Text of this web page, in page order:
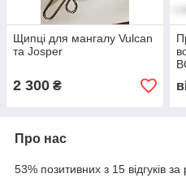
Щипці для мангалу Vulcan
та Josper
2 300 ₴
Про нас
53% позитивних з 15 відгуків за